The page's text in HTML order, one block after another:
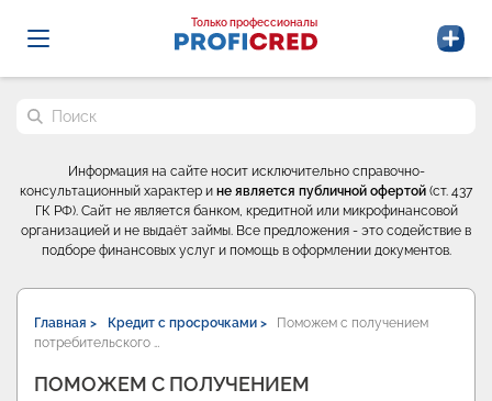
Probrokery - Только профессионалы
Только профессионалы
Поиск по сайту
Информация на сайте носит исключительно справочно-
консультационный характер и не является публичной офертой (ст. 437
ГК РФ). Сайт не является банком, кредитной или микрофинансовой
организацией и не выдаёт займы. Все предложения - это содействие в
подборе финансовых услуг и помощь в оформлении документов.
Главная > Кредит с просрочками >
Поможем с получением
потребительского …
ПОМОЖЕМ С ПОЛУЧЕНИЕМ